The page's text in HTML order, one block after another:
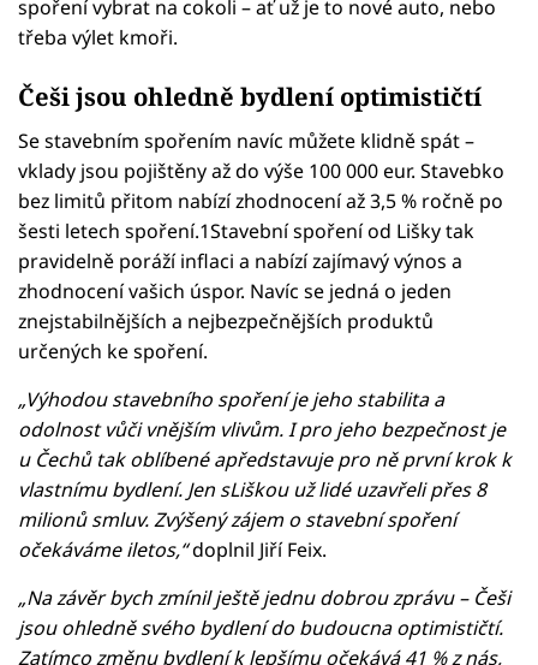
spoření vybrat na cokoli – ať už je to nové auto, nebo
třeba výlet kmoři.
Češi jsou ohledně bydlení optimističtí
Se stavebním spořením navíc můžete klidně spát –
vklady jsou pojištěny až do výše 100 000 eur. Stavebko
bez limitů přitom nabízí zhodnocení až 3,5 % ročně po
šesti letech spoření.1Stavební spoření od Lišky tak
pravidelně poráží inflaci a nabízí zajímavý výnos a
zhodnocení vašich úspor. Navíc se jedná o jeden
znejstabilnějších a nejbezpečnějších produktů
určených ke spoření.
„Výhodou stavebního spoření je jeho stabilita a
odolnost vůči vnějším vlivům. I pro jeho bezpečnost je
u Čechů tak oblíbené apředstavuje pro ně první krok k
vlastnímu bydlení. Jen sLiškou už lidé uzavřeli přes 8
milionů smluv. Zvýšený zájem o stavební spoření
očekáváme iletos,“doplnil Jiří Feix.
„Na závěr bych zmínil ještě jednu dobrou zprávu – Češi
jsou ohledně svého bydlení do budoucna optimističtí.
Zatímco změnu bydlení k lepšímu očekává 41 % z nás,